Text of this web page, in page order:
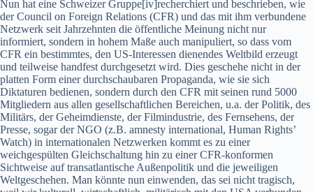
Nun hat eine Schweizer Gruppe[iv]recherchiert und beschrieben, wie
der Council on Foreign Relations (CFR) und das mit ihm verbundene
Netzwerk seit Jahrzehnten die öffentliche Meinung nicht nur
informiert, sondern in hohem Maße auch manipuliert, so dass vom
CFR ein bestimmtes, den US-Interessen dienendes Weltbild erzeugt
und teilweise handfest durchgesetzt wird. Dies geschehe nicht in der
platten Form einer durchschaubaren Propaganda, wie sie sich
Diktaturen bedienen, sondern durch den CFR mit seinen rund 5000
Mitgliedern aus allen gesellschaftlichen Bereichen, u.a. der Politik, des
Militärs, der Geheimdienste, der Filmindustrie, des Fernsehens, der
Presse, sogar der NGO (z.B. amnesty international, Human Rights’
Watch) in internationalen Netzwerken kommt es zu einer
weichgespülten Gleichschaltung hin zu einer CFR-konformen
Sichtweise auf transatlantische Außenpolitik und die jeweiligen
Weltgeschehen. Man könnte nun einwenden, das sei nicht tragisch,